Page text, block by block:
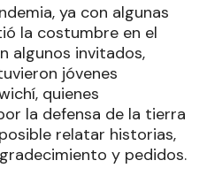
ya con algunas
la costumbre en el
algunos invitados,
jóvenes
quienes
la defensa de la tierra
relatar historias,
y pedidos.